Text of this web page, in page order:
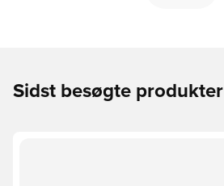
Sidst besøgte produkter